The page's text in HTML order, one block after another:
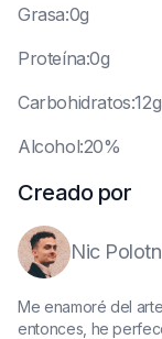
Grasa:0g
Proteína:0g
Carbohidratos:12g
Alcohol:20%
Creado por
Nic
Me enamoré del
entonces, he